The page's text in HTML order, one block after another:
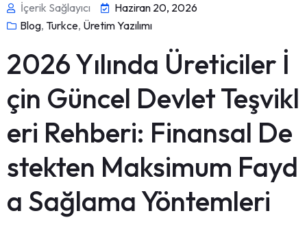
İçerik Sağlayıcı
Haziran 20, 2026
Blog, Turkce, Üretim Yazılımı
2026 Yılında Üreticiler İ
çin Güncel Devlet Teşvikl
eri Rehberi: Finansal De
stekten Maksimum Fayd
a Sağlama Yöntemleri